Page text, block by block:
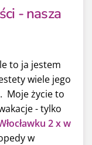
- nasza
to ja jestem
wiele jego
Moje życie to
- tylko
2 x w
w